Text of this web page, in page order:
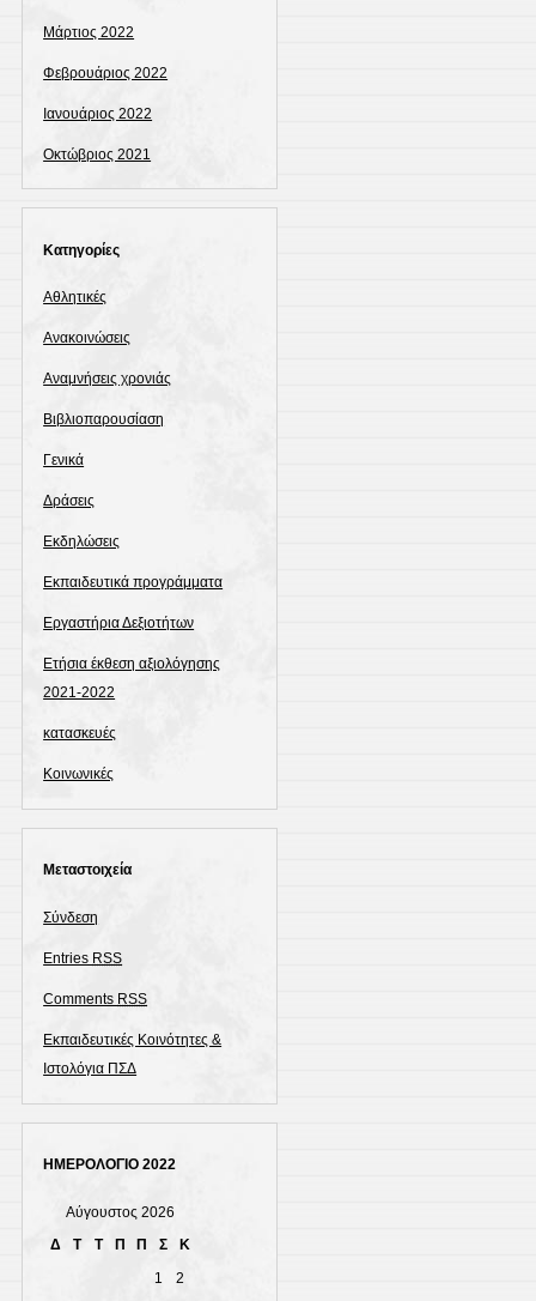
Μάρτιος 2022
Φεβρουάριος 2022
Ιανουάριος 2022
Οκτώβριος 2021
Kατηγορίες
Αθλητικές
Ανακοινώσεις
Αναμνήσεις χρονιάς
Βιβλιοπαρουσίαση
Γενικά
Δράσεις
Εκδηλώσεις
Εκπαιδευτικά προγράμματα
Εργαστήρια Δεξιοτήτων
Ετήσια έκθεση αξιολόγησης
2021-2022
κατασκευές
Κοινωνικές
Μεταστοιχεία
Σύνδεση
Entries RSS
Comments RSS
Εκπαιδευτικές Κοινότητες &
Ιστολόγια ΠΣΔ
ΗΜΕΡΟΛΟΓΙΟ 2022
Αύγουστος 2026
Δ
Τ Τ Π Π Σ
Κ
1
2